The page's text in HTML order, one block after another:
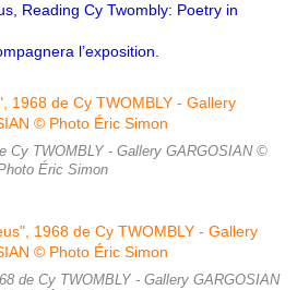
Reading Cy Twombly: Poetry in
l’exposition.
Cy TWOMBLY - Gallery GARGOSIAN ©
Éric Simon
de Cy TWOMBLY - Gallery GARGOSIAN